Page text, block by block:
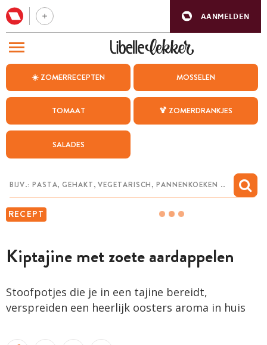
AANMELDEN
☀️ ZOMERRECEPTEN MOSSELEN
TOMAAT 🍹 ZOMERDRANKJES
SALADES
RECEPT
Kiptajine met zoete aardappelen
Stoofpotjes die je in een tajine bereidt,
verspreiden een heerlijk oosters aroma in huis
BEZOEK ONZE ANDERE WEBSITES
WEEKMENU
CHAT MET MAIA
MIJN BEWAARDE RECEPTEN